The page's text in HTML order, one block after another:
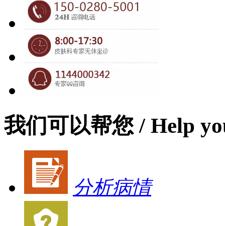
我们可以帮您 / Help
分析病情